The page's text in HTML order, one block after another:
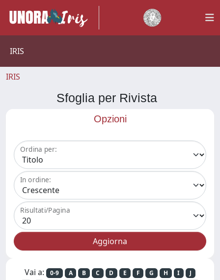
IRIS
IRIS
Sfoglia per Rivista
Opzioni
Ordina per:
In ordine:
Risultati/Pagina
Vai a: 0-9 A B C D E F G H I
J